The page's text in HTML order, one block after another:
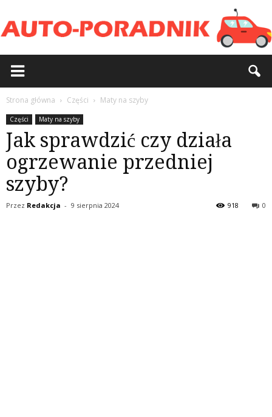
Strona główna Części Maty na szyby
Części Maty na szyby
Jak sprawdzić czy działa
ogrzewanie przedniej
szyby?
Przez Redakcja - 9 sierpnia 2024 0
918